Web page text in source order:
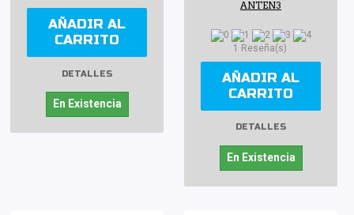
AÑADIR AL
CARRITO
DETALLES
En Existencia
ANTEN3
1 Reseña(s)
AÑADIR AL
CARRITO
DETALLES
En Existencia